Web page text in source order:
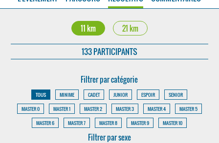
11 km 21 km
133 PARTICIPANTS
Filtrer par catégorie
TOUS MINIME CADET JUNIOR ESPOIR
SENIOR
MASTER 0
MASTER 1 MASTER 2 MASTER 3 MASTER 4
MASTER 5
MASTER 6
MASTER 7 MASTER 8 MASTER 9 MASTER 10
Filtrer par sexe